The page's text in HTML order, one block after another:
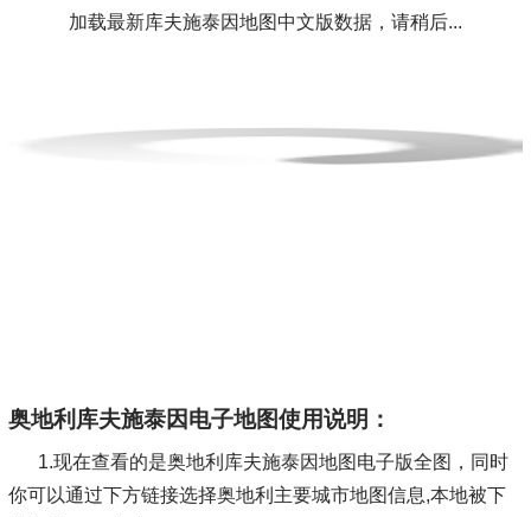
加载最新库夫施泰因地图中文版数据，请稍后...
奥地利库夫施泰因电子地图使用说明：
1.现在查看的是奥地利库夫施泰因地图电子版全图，同时
你可以通过下方链接选择奥地利主要城市地图信息,本地被下